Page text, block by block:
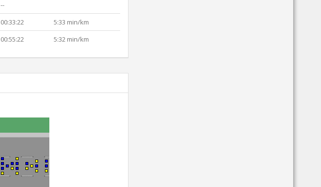
--
00:33:22
5:33 min/km
00:55:22 5:32 min/km